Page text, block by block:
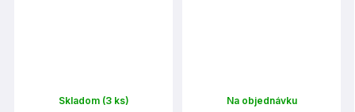
Skladom (3 ks)
Na objednávku